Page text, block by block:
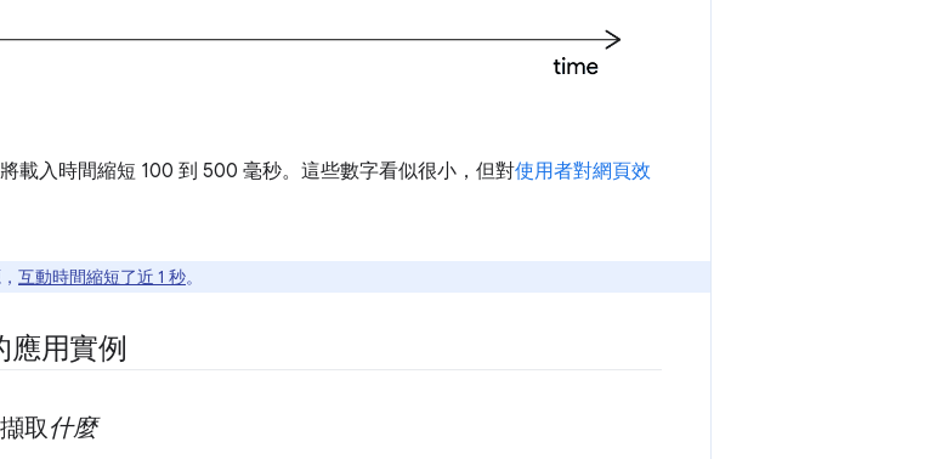
載入時間縮短 100 到 500 毫秒。這些數字看似很小，但對使用者對網頁效
互動時間縮短了近 1 秒。
應用實例
取什麼